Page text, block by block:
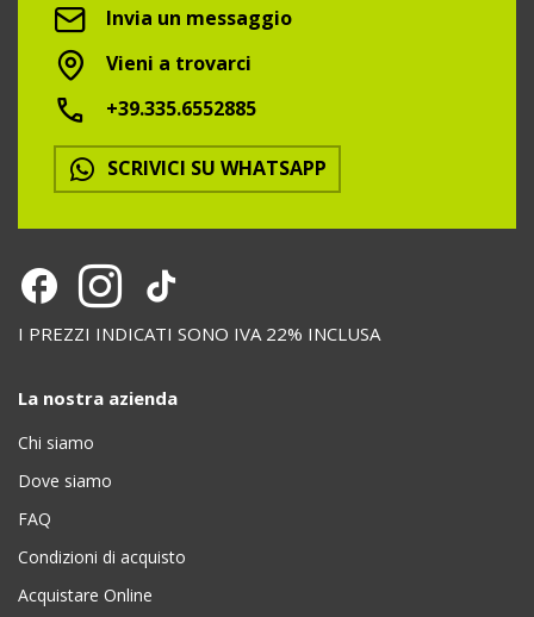
Invia un messaggio
Vieni a trovarci
+39.335.6552885
SCRIVICI SU WHATSAPP
I PREZZI INDICATI SONO IVA 22% INCLUSA
La nostra azienda
Chi siamo
Dove siamo
FAQ
Condizioni di acquisto
Acquistare Online